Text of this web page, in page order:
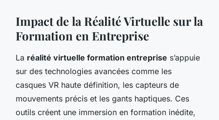
Impact de la Réalité Virtuelle sur la
Formation en Entreprise
La réalité virtuelle formation entreprise s’appuie
sur des technologies avancées comme les
casques VR haute définition, les capteurs de
mouvements précis et les gants haptiques. Ces
outils créent une immersion en formation inédite,